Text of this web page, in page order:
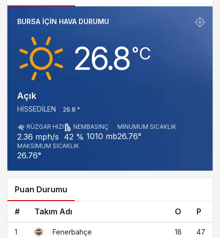
BURSA IÇIN HAVA DURUMU
26.8‎°C
Açık
HISSEDILEN 26.8 °
RÜZGAR HIZI
2.36 mph/s
NEM
42 %
BASINÇ
1010 mb
MINUMUM SICAKLIK
26.76°
MAKSIMUM SICAKLIK
26.76°
Puan Durumu
# Takım Adı O P
1 Fenerbahçe 18 47